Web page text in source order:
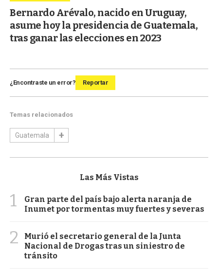
Bernardo Arévalo, nacido en Uruguay,
asume hoy la presidencia de Guatemala,
tras ganar las elecciones en 2023
¿Encontraste un error? Reportar
Temas relacionados
Guatemala
Las Más Vistas
1
Gran parte del país bajo alerta naranja de
Inumet por tormentas muy fuertes y severas
2
Murió el secretario general de la Junta
Nacional de Drogas tras un siniestro de
tránsito